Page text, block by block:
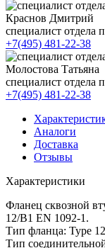
Краснов Дмитрий
специалист отдела
+7(495) 481-22-38
Молостова Татьяна
специалист отдела
+7(495) 481-22-38
Аналоги
Доставка
Отзывы
Характеристики
Фланец сквозной
12/B1 EN 1092-1.
Тип фланца: Type
Тип